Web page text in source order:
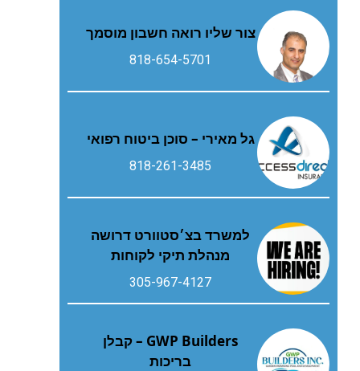
צור שליו רואה חשבון מוסמך
818-654-5701
גל מאירי – סוכן ביטוח רפואי
818-261-3485
למשרד בצ׳סטוורט דרושה
מנהלת תיקי לקוחות
305-967-4127
GWP Builders – קבלן
בריכות